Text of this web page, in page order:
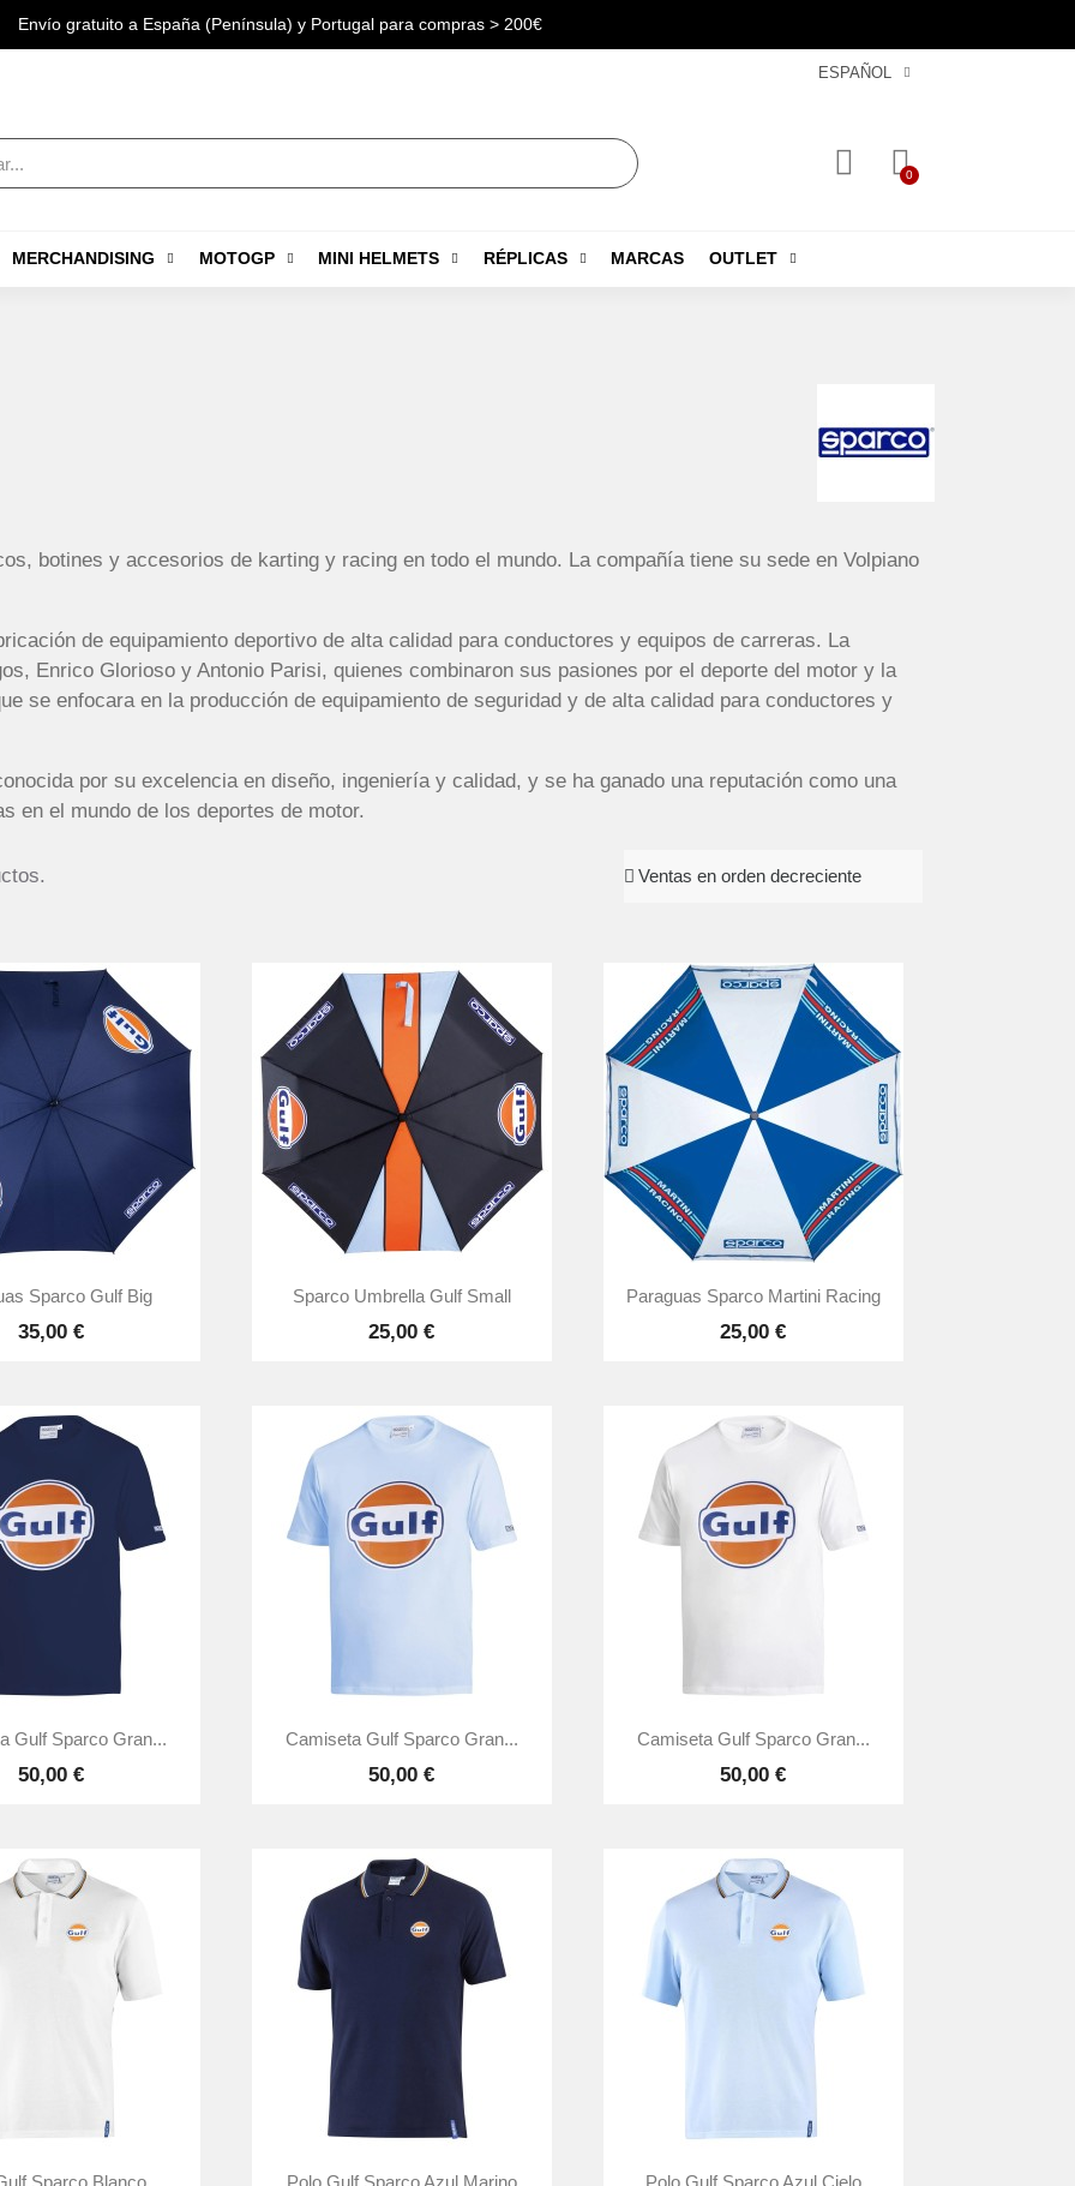
Envío gratuito a España (Península) y Portugal para compras > 200€
ESPAÑOL
MERCHANDISING MOTOGP MINI HELMETS RÉPLICAS MARCAS OUTLET
botines y accesorios de karting y racing en todo el mundo. La compañía tiene su sede en Volpiano
de equipamiento deportivo de alta calidad para conductores y equipos de carreras. La
Enrico Glorioso y Antonio Parisi, quienes combinaron sus pasiones por el deporte del motor y la
se enfocara en la producción de equipamiento de seguridad y de alta calidad para conductores y
por su excelencia en diseño, ingeniería y calidad, y se ha ganado una reputación como una
en el mundo de los deportes de motor.
Vista rápida
Sparco Gulf Big
35,00 €
 Vista rápida
Sparco Umbrella Gulf Small
25,00 €
Vista rápida
Paraguas Sparco Martini Racing
25,00 €
Vista rápida
Gulf Sparco Gran...
50,00 €
Vista rápida
Camiseta Gulf Sparco Gran...
50,00 €
Vista rápida
Camiseta Gulf Sparco Gran...
50,00 €
Vista rápida Vista rápida Vista rápida